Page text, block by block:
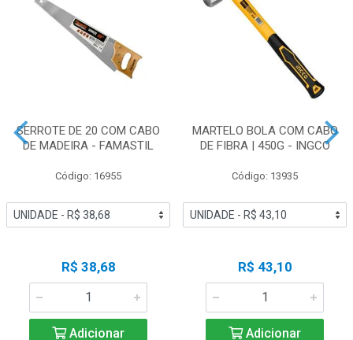
SERROTE DE 20 COM CABO
DE MADEIRA - FAMASTIL
Código: 16955
R$ 38,68
Adicionar
MARTELO BOLA COM CABO
DE FIBRA | 450G - INGCO
Código: 13935
R$ 43,10
Adicionar